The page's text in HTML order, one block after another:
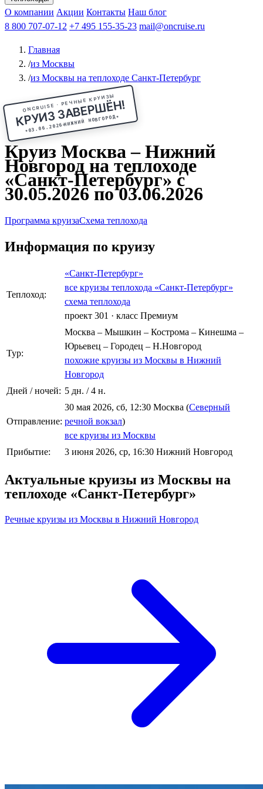
Чебоксарыиз Волгоградаиз Саратова Все города
КазаньВ Нижний НовгородВ ПермьВ Ростов-на-Дону
РыбинскНа СоловкиНа ВалаамПо ОкеПо Енисею
Афанасий Никитин Октябрьская революция
ФединАлександр СвешниковИван
МироновА.С.Попов
О компании Акции Контакты Наш блог
8 800 707-07-12 +7 495 155-35-23 mail@oncruise.ru
Главная
/из Москвы
/из Москвы на теплоходе Санкт-Петербург
ONCRUISE · РЕЧНЫЕ КРУИЗЫ
КРУИЗ ЗАВЕРШЁН!
★ 03.06.2026
НИЖНИЙ НОВГОРОД★
Круиз Москва – Нижний
Новгород на теплоходе
«Санкт-Петербург» с
30.05.2026 по 03.06.2026
Программа круизаСхема теплохода
Информация по круизу
Теплоход:
«Санкт-Петербург»
все круизы теплохода «Санкт-Петербург»
схема теплохода
проект 301 · класс Премиум
Тур:
Москва – Мышкин – Кострома – Кинешма –
Юрьевец – Городец – Н.Новгород
похожие круизы из Москвы в Нижний
Новгород
Дней / ночей: 5 дн. / 4 н.
Отправление:
30 мая 2026, сб, 12:30 Москва (Северный
речной вокзал)
все круизы из Москвы
Прибытие:
3 июня 2026, ср, 16:30 Нижний Новгород
Актуальные круизы из Москвы на
теплоходе «Санкт-Петербург»
Речные круизы из Москвы в Нижний Новгород